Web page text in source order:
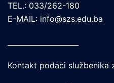
TEL.: 033/262-180
E-MAIL: info@szs.edu.ba
Kontakt podaci službenika